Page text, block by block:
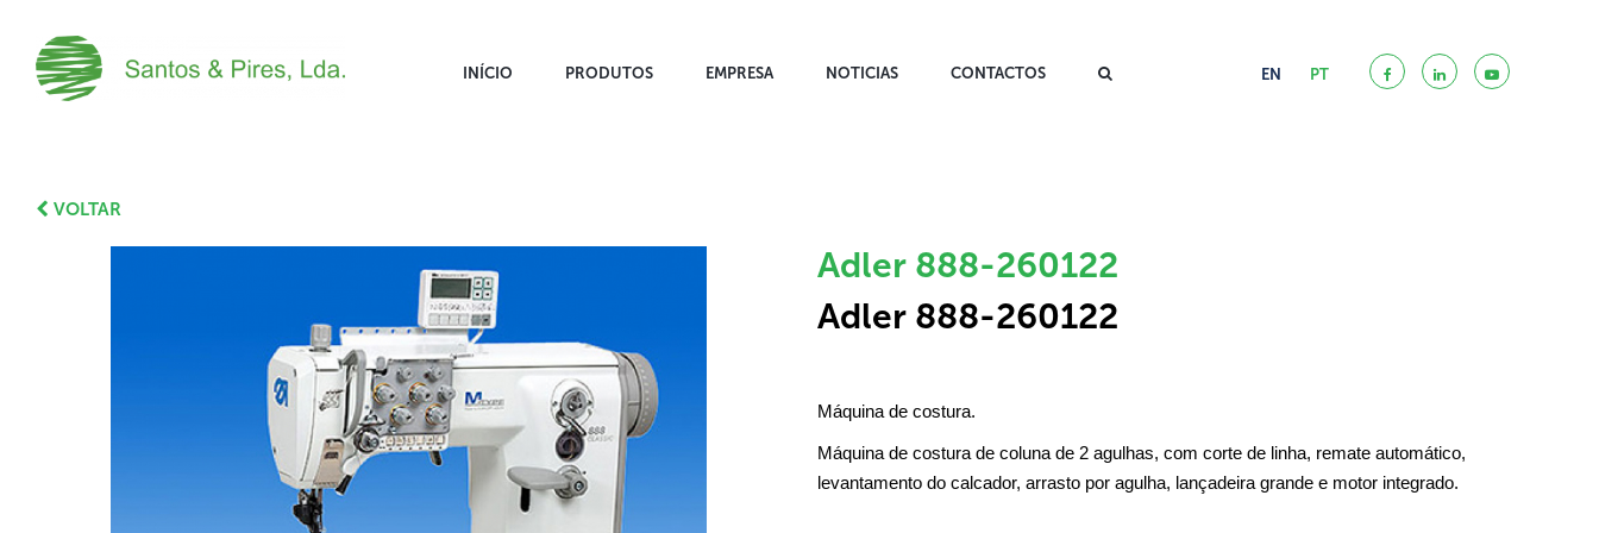
INÍCIO PRODUTOS EMPRESA NOTICIAS CONTACTOS EN PT
VOLTAR
Adler 888-260122
Adler 888-260122
Máquina de costura.
Máquina de costura de coluna de 2 agulhas, com corte de linha, remate automático,
levantamento do calcador, arrasto por agulha, lançadeira grande e motor integrado.